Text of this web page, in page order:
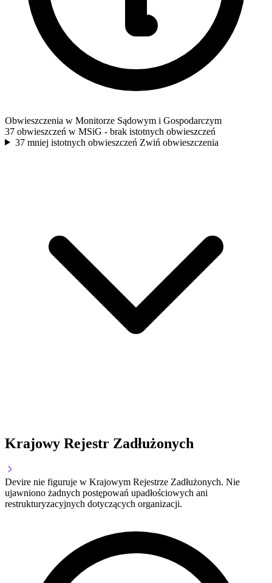
Obwieszczenia w Monitorze Sądowym i Gospodarczym
37 obwieszczeń w MSiG - brak istotnych obwieszczeń
37 mniej istotnych obwieszczeń Zwiń obwieszczenia
Krajowy Rejestr Zadłużonych
Devire nie figuruje w Krajowym Rejestrze Zadłużonych. Nie
ujawniono żadnych postępowań upadłościowych ani
restrukturyzacyjnych dotyczących organizacji.